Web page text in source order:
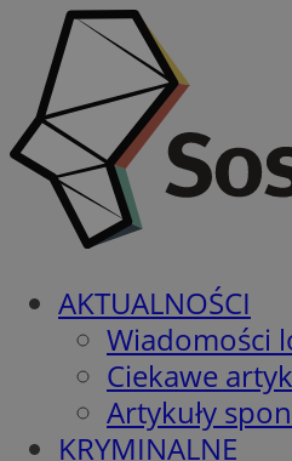
AKTUALNOŚCI
Wiadomości
Ciekawe
Artykuły
KRYMINALNE